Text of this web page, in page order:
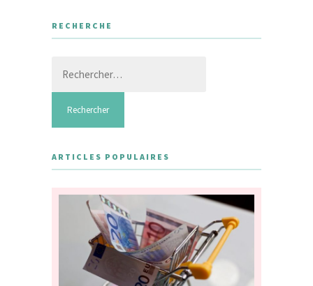
RECHERCHE
ARTICLES POPULAIRES